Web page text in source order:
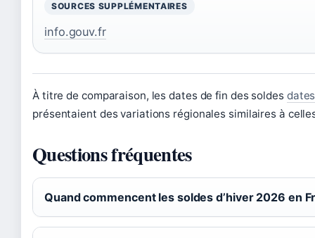
SOURCES SUPPLÉMENTAIRES
info.gouv.fr
À titre de comparaison, les dates de fin des soldes
présentaient des variations régionales similaires à
Questions fréquentes
Quand commencent les soldes d’hiver 2026 en